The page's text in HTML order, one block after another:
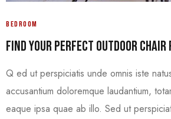
BEDROOM
Find your Perfect Outdoor
Q ed ut perspiciatis unde omnis iste
accusantium doloremque laudantium,
eaque ipsa quae ab illo. Sed ut